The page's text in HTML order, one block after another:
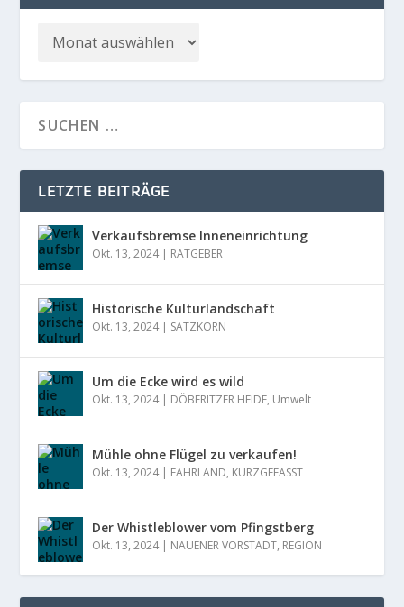
LETZTE BEITRÄGE
Verkaufsbremse Inneneinrichtung
Okt. 13, 2024| RATGEBER
Historische Kulturlandschaft
Okt. 13, 2024| SATZKORN
Um die Ecke wird es wild
Okt. 13, 2024| DÖBERITZER HEIDE, Umwelt
Mühle ohne Flügel zu verkaufen!
Okt. 13, 2024| FAHRLAND, KURZGEFASST
Der Whistleblower vom Pfingstberg
Okt. 13, 2024| NAUENER VORSTADT, REGION